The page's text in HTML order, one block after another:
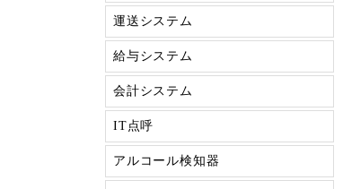
運送システム
給与システム
会計システム
IT点呼
アルコール検知器